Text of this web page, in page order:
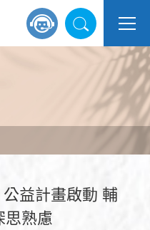
益計畫啟動 輔
思熟慮